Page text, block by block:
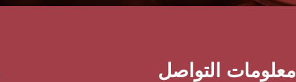
معلومات التواصل